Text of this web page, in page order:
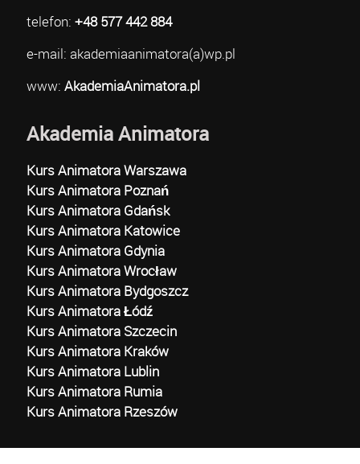
telefon: +48 577 442 884
e-mail: akademiaanimatora(a)wp.pl
www: AkademiaAnimatora.pl
Akademia Animatora
Kurs Animatora Warszawa
Kurs Animatora Poznań
Kurs Animatora Gdańsk
Kurs Animatora Katowice
Kurs Animatora Gdynia
Kurs Animatora Wrocław
Kurs Animatora Bydgoszcz
Kurs Animatora Łódź
Kurs Animatora Szczecin
Kurs Animatora Kraków
Kurs Animatora Lublin
Kurs Animatora Rumia
Kurs Animatora Rzeszów